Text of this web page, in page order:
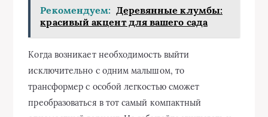
Рекомендуем: Деревянные клумбы:
красивый акцент для вашего сада
Когда возникает необходимость выйти
исключительно с одним малышом, то
трансформер с особой легкостью сможет
преобразоваться в тот самый компактный